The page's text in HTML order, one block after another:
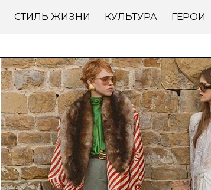
СТИЛЬ ЖИЗНИ КУЛЬТУРА ГЕРОИ